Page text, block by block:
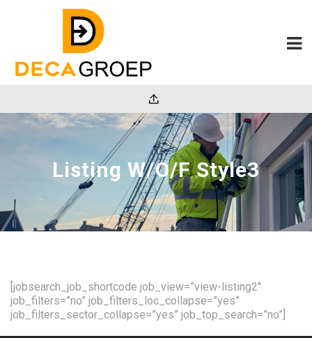
Listing W/O/F Style3
[jobsearch_job_shortcode job_view=”view-listing2″
job_filters=”no” job_filters_loc_collapse=”yes”
job_filters_sector_collapse=”yes” job_top_search=”no”]